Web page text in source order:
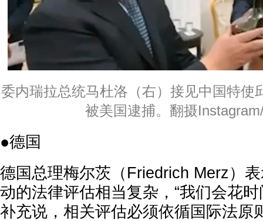
委内瑞拉总统马杜洛（右）接见中国特使
被美国逮捕。翻摄
●德国
德国总理梅尔茨（Friedrich Merz）
动的法律评估相当复杂，“我们会花
补充说，相关评估必须依循国际法原